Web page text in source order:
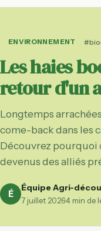
ENVIRONNEMENT
Les haies
retour d'un
Longtemps
come-back dans les
Découvrez pourquoi
devenus des alliés
É
Équipe Agri-
7 juillet 2026·4 min de